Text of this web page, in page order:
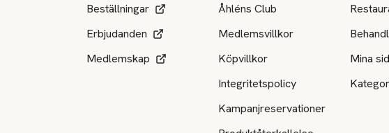
Beställningar
Erbjudanden
Medlemskap
Åhléns Club
Medlemsvillkor
Köpvillkor
Integritetspolicy
Kampanjreservationer
Mina